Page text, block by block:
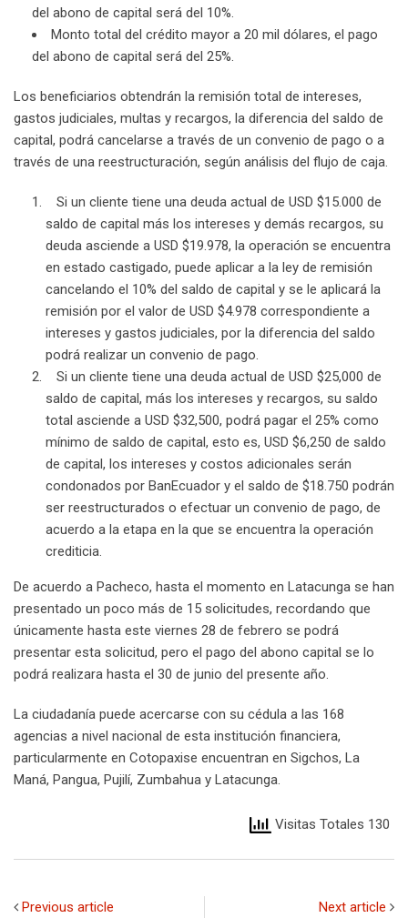
del abono de capital será del 10%.
Monto total del crédito mayor a 20 mil dólares, el pago
del abono de capital será del 25%.
Los beneficiarios obtendrán la remisión total de intereses,
gastos judiciales, multas y recargos, la diferencia del saldo de
capital, podrá cancelarse a través de un convenio de pago o a
través de una reestructuración, según análisis del flujo de caja.
Si un cliente tiene una deuda actual de USD $15.000 de
saldo de capital más los intereses y demás recargos, su
deuda asciende a USD $19.978, la operación se encuentra
en estado castigado, puede aplicar a la ley de remisión
cancelando el 10% del saldo de capital y se le aplicará la
remisión por el valor de USD $4.978 correspondiente a
intereses y gastos judiciales, por la diferencia del saldo
podrá realizar un convenio de pago.
Si un cliente tiene una deuda actual de USD $25,000 de
saldo de capital, más los intereses y recargos, su saldo
total asciende a USD $32,500, podrá pagar el 25% como
mínimo de saldo de capital, esto es, USD $6,250 de saldo
de capital, los intereses y costos adicionales serán
condonados por BanEcuador y el saldo de $18.750 podrán
ser reestructurados o efectuar un convenio de pago, de
acuerdo a la etapa en la que se encuentra la operación
crediticia.
De acuerdo a Pacheco, hasta el momento en Latacunga se han
presentado un poco más de 15 solicitudes, recordando que
únicamente hasta este viernes 28 de febrero se podrá
presentar esta solicitud, pero el pago del abono capital se lo
podrá realizara hasta el 30 de junio del presente año.
La ciudadanía puede acercarse con su cédula a las 168
agencias a nivel nacional de esta institución financiera,
particularmente en Cotopaxise encuentran en Sigchos, La
Maná, Pangua, Pujilí, Zumbahua y Latacunga.
Visitas Totales 130
Previous article Next article